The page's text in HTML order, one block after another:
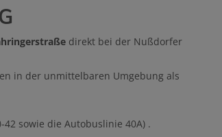
direkt bei der Nußdorfer
in der unmittelbaren Umgebung als
sowie die Autobuslinie 40A) .